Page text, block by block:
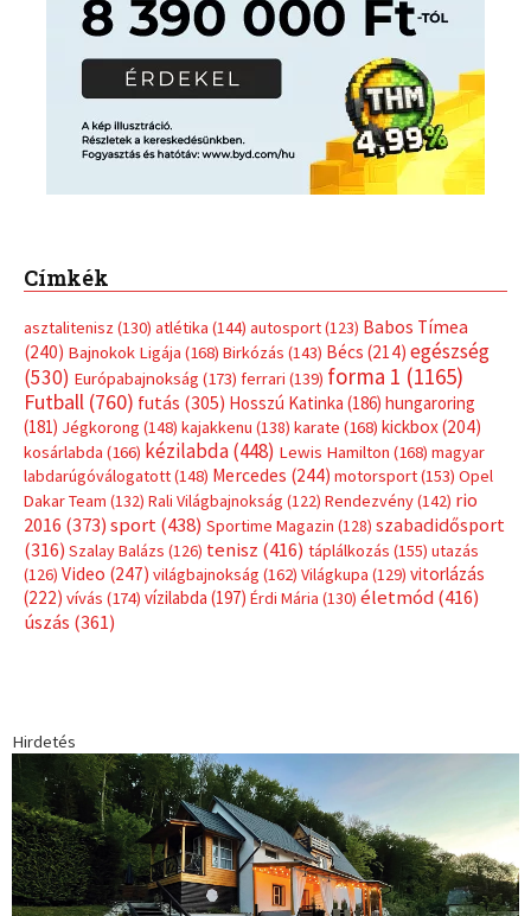
Címkék
asztalitenisz (130) atlétika (144) autosport(123) Babos Tímea
(240) Bajnokok Ligája (168) Birkózás (143) Bécs (214) egészség
(530) Európabajnokság (173) ferrari (139) forma 1 (1165)
Futball (760) futás (305) Hosszú Katinka (186) hungaroring
(181) Jégkorong (148) kajakkenu (138) karate (168) kickbox(204)
kosárlabda (166) kézilabda(448) Lewis Hamilton (168) magyar
labdarúgóválogatott(148) Mercedes (244) motorsport(153) Opel
Dakar Team (132) Rali Világbajnokság (122) Rendezvény(142) rio
2016 (373) sport(438) Sportime Magazin (128) szabadidősport
(316) Szalay Balázs (126) tenisz (416) táplálkozás (155) utazás
(126) Video (247) világbajnokság (162) Világkupa (129) vitorlázás
(222) vívás (174) vízilabda (197) Érdi Mária (130) életmód(416)
úszás (361)
Hirdetés